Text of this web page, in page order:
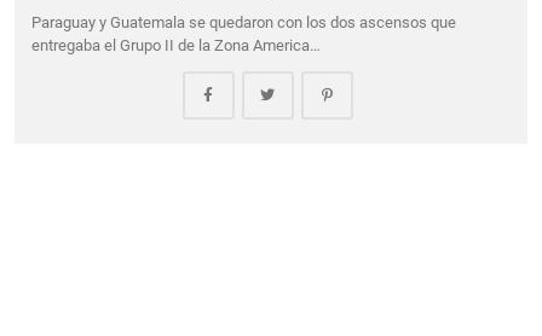
Paraguay y Guatemala se quedaron con los dos ascensos que
entregaba el Grupo II de la Zona America…